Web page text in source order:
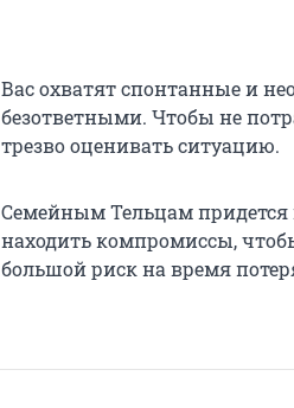
Вас охватят спонтанные и
безответными. Чтобы не
трезво оценивать ситуацию.
Семейным Тельцам придется
находить компромиссы,
большой риск на время